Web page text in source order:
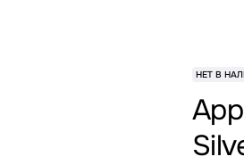
НЕТ В